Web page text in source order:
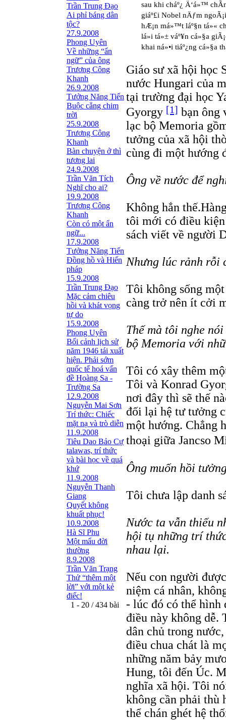
Trần Trung Đạo
Ai phỉ báng dân
tộc?
27.9.2008
Phong Uyên
Về những “ẩn
ngữ” của ông
Trương Công
Khanh
26.9.2008
Tưởng Năng Tiến
Buộc cẳng chim
trời
25.9.2008
Trương Công
Khanh
Bàn chuyện ở thì
tương lai
24.9.2008
Trần Văn Tích
Nghĩ cho ai?
19.9.2008
Trương Công
Khanh
Còn có một ẩn
ngữ...
17.9.2008
Tưởng Năng Tiến
Đồng hồ và Hiến
pháp
15.9.2008
Trần Trung Đạo
Mặc cảm chiêu
hồi và khát vọng
tự do
15.9.2008
Phong Uyên
Bối cảnh lịch sử
năm 1946 tái xuất
hiện. Phải sớm
quốc tế hoá vấn
đề Hoàng Sa -
Trường Sa
12.9.2008
Nguyễn Mai Sơn
Trí thức: Chiếc
mặt nạ và trò diễn
11.9.2008
Tiêu Dao Bảo Cự
talawas, trí thức
và bài học về quá
khứ
11.9.2008
Nguyễn Thanh
Giang
Quyết không
khuất phục!
10.9.2008
Hà Sĩ Phu
Một mẩu đời
thường
8.9.2008
Trần Văn Trạng
Thử “thêm một
lời” với một kẻ
điếc!
1 - 20 / 434 bài
sau khi cháº¿ Ä‘á»™
giáº£i Nobel nÄƒm
hÆ¡n má»™t láº§n tá»«
lá»i tá»± váº¥n cá»§a
khai ná»•i tiáº¿ng cá»§a
Giáo sư xã hội học
nước Hungari của
tại trường đại học
Gyorgy [1] bạn ông
lạc bộ Memoria
tưởng của xã hội
cùng đi một hướng
Ông về nước để
Không hẳn
tôi mới có điều
sách viết về người
Nhưng lúc rảnh rỗi
Tôi không sống
càng trở nên ít cởi
Thế mà tôi nghe
bộ Memoria với
Tôi có xây thêm
Tôi và Konrad
nơi đây thì sẽ thế
đối lại hệ tư tưởng
một hướng. Chẳng
thoại giữa Jancso
Ông muốn hồi
Tôi chưa lập danh
Nước ta vẫn thiếu
hội tụ những trí
nhau lại.
Nếu con người
niệm cá nhân,
- lúc đó có thể hình
điều này không dễ.
dân chủ trong
điều chua chát là
những năm bảy
Hung, tôi đến Úc.
nghĩa xã hội. Tôi
không cần phải thù
thể chán ghét hệ